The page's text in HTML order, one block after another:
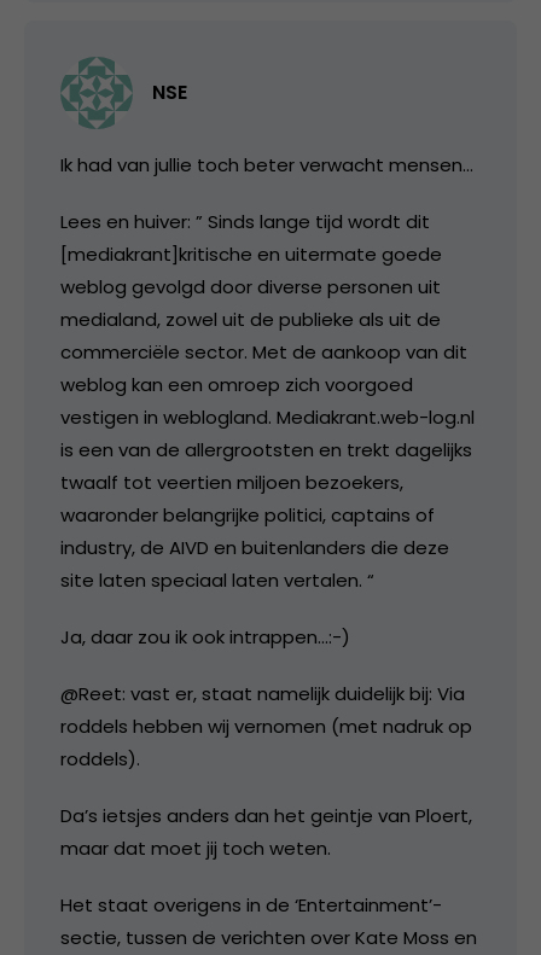
NSE
Ik had van jullie toch beter verwacht mensen…
Lees en huiver: ” Sinds lange tijd wordt dit
[mediakrant]kritische en uitermate goede
weblog gevolgd door diverse personen uit
medialand, zowel uit de publieke als uit de
commerciële sector. Met de aankoop van dit
weblog kan een omroep zich voorgoed
vestigen in weblogland. Mediakrant.web-log.nl
is een van de allergrootsten en trekt dagelijks
twaalf tot veertien miljoen bezoekers,
waaronder belangrijke politici, captains of
industry, de AIVD en buitenlanders die deze
site laten speciaal laten vertalen. “
Ja, daar zou ik ook intrappen…:-)
@Reet: vast er, staat namelijk duidelijk bij: Via
roddels hebben wij vernomen (met nadruk op
roddels).
Da’s ietsjes anders dan het geintje van Ploert,
maar dat moet jij toch weten.
Het staat overigens in de ‘Entertainment’-
sectie, tussen de verichten over Kate Moss en